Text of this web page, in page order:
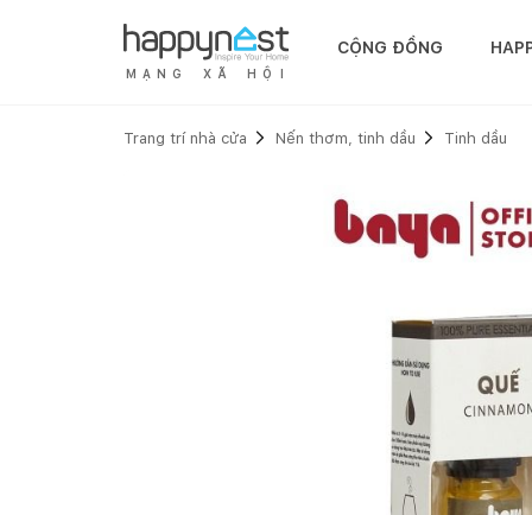
M Ạ N G X Ã H Ộ I
CỘNG ĐỒNG
Trang trí nhà cửa Nến thơm, tinh dầu Tinh dầu